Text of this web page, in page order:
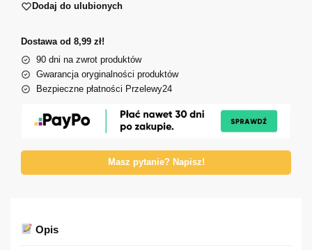
Dodaj do ulubionych
Dostawa od 8,99 zł!
90 dni na zwrot produktów
Gwarancja oryginalności produktów
Bezpieczne płatności Przelewy24
Masz pytanie? Napisz!
Opis